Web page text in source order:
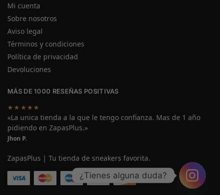
Mi cuenta
Sobre nosotros
Aviso legal
Términos y condiciones
Política de privacidad
Devoluciones
MÁS DE 1000 RESEÑAS POSITIVAS
★★★★★
«La unica tienda a la que le tengo confianza. Mas de 1 año
pidiendo en ZapasPlus.»
Jhon P.
ZapasPlus | Tu tienda de sneakers favorita.
¿Tienes alguna duda?